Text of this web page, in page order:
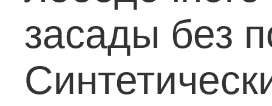
засады без